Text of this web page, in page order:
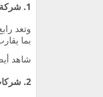
1. شركة تأجير السيارات في ألمانيا بادجيت
وتعد
بما يقارب 8.3 لسهولة الاستقبال
شاهد
2. شركات تأجير السيارات الألمانية Enterprise: